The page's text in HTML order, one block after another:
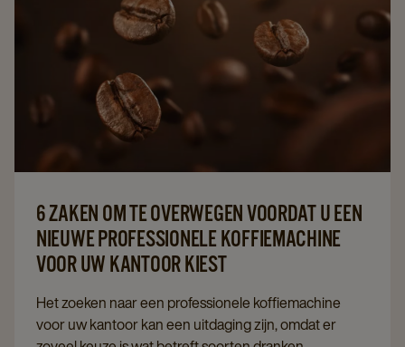
6 ZAKEN OM TE OVERWEGEN VOORDAT U EEN
NIEUWE PROFESSIONELE KOFFIEMACHINE
VOOR UW KANTOOR KIEST
Het zoeken naar een professionele koffiemachine
voor uw kantoor kan een uitdaging zijn, omdat er